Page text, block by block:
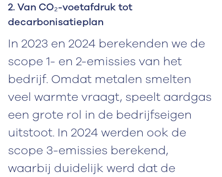
2. Van CO₂-voetafdruk tot
decarbonisatieplan
In 2023 en 2024 berekenden we de
scope 1- en 2-emissies van het
bedrijf. Omdat metalen smelten
veel warmte vraagt, speelt aardgas
een grote rol in de bedrijfseigen
uitstoot. In 2024 werden ook de
scope 3-emissies berekend,
waarbij duidelijk werd dat de